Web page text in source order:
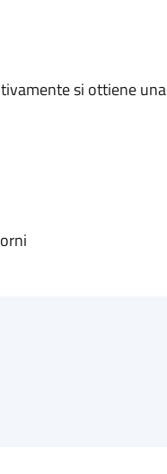
si ottiene una